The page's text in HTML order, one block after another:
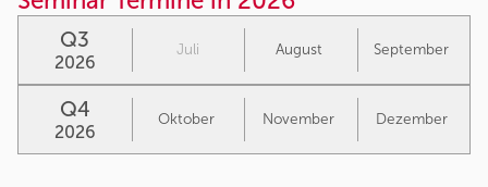
Q3
2026
Juli August September
Q4
2026
Oktober November Dezember